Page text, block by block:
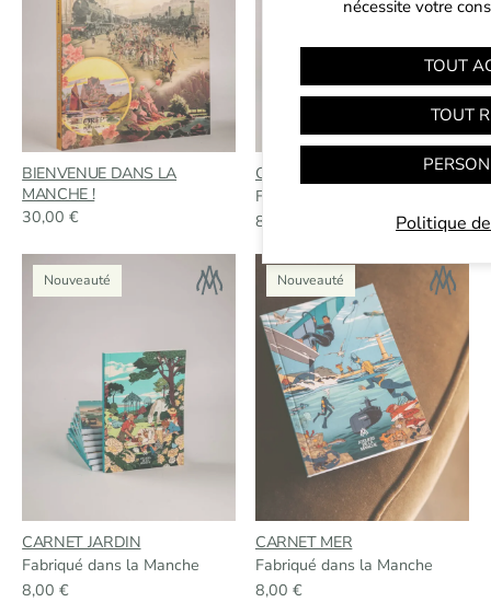
BIENVENUE DANS LA
MANCHE !
30,00€
CARNET D-DAY
Fabriqué dans la Manche
8,00
Nouveauté
CARNET JARDIN
Fabriqué dans la Manche
8,00€
Nouveauté
CARNET MER
Fabriqué dans la Manche
8,00 €
nécessite votre
TOUT
TOUT
Politique